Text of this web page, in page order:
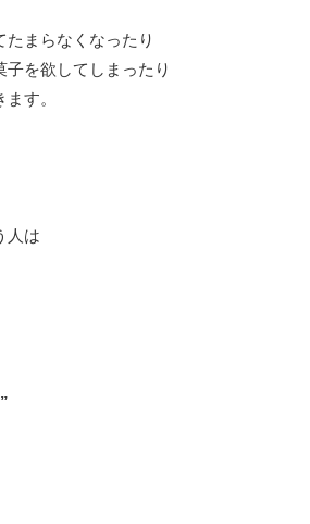
まらなくなったり
を欲してしまったり
す。
人は